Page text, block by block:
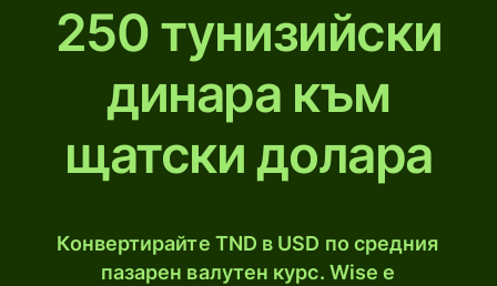
250 тунизийски
динара към
щатски долара
Конвертирайте TND в USD по средния
пазарен валутен курс. Wise е